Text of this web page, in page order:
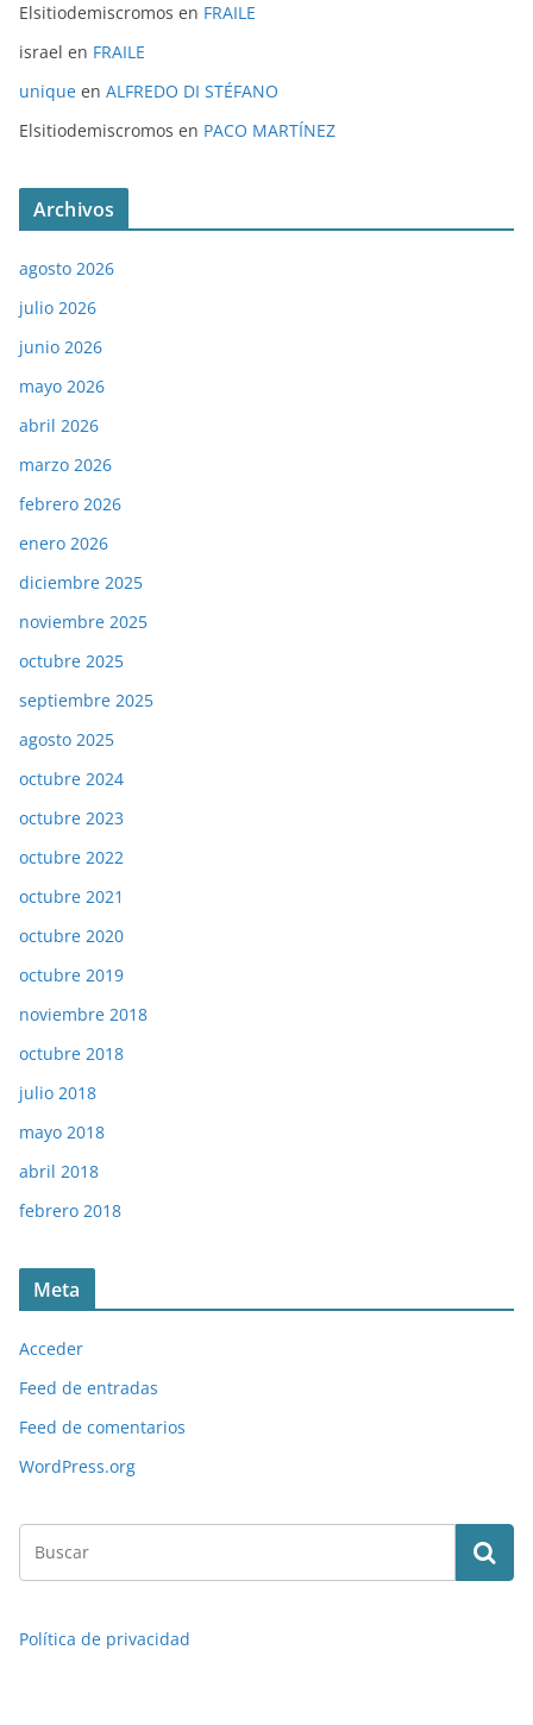
Elsitiodemiscromos en FRAILE
israel en FRAILE
unique en ALFREDO DI STÉFANO
Elsitiodemiscromos en PACO MARTÍNEZ
Archivos
agosto 2026
julio 2026
junio 2026
mayo 2026
abril 2026
marzo 2026
febrero 2026
enero 2026
diciembre 2025
noviembre 2025
octubre 2025
septiembre 2025
agosto 2025
octubre 2024
octubre 2023
octubre 2022
octubre 2021
octubre 2020
octubre 2019
noviembre 2018
octubre 2018
julio 2018
mayo 2018
abril 2018
febrero 2018
Meta
Acceder
Feed de entradas
Feed de comentarios
WordPress.org
Política de privacidad